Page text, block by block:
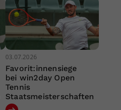
03.07.2026
Favorit:innensiege
bei win2day Open
Tennis
Staatsmeisterschaften